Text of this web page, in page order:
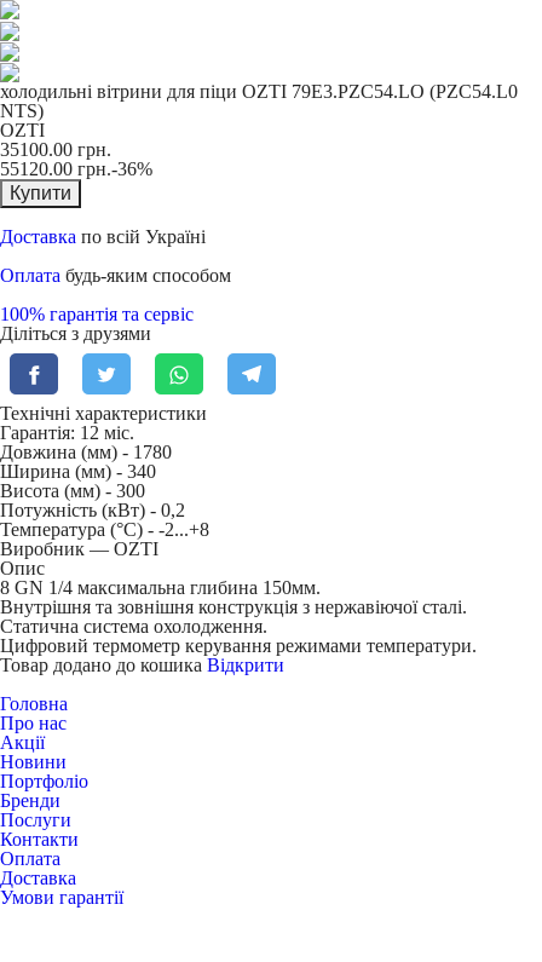
холодильні вітрини для піци OZTI 79E3.PZC54.LO (PZC54.L0
NTS)
OZTI
35100.00 грн.
55120.00 грн.-36%
Купити
Доставка по всій Україні
Оплата будь-яким способом
100% гарантія та сервіс
Діліться з друзями
Технічні характеристики
Гарантія: 12 міс.
Довжина (мм) - 1780
Ширина (мм) - 340
Висота (мм) - 300
Потужність (кВт) - 0,2
Температура (°C) - -2...+8
Виробник — OZTI
Опис
8 GN 1/4 максимальна глибина 150мм.
Внутрішня та зовнішня конструкція з нержавіючої сталі.
Статична система охолодження.
Цифровий термометр керування режимами температури.
Товар додано до кошика Відкрити
Головна
Про нас
Акції
Новини
Портфоліо
Бренди
Послуги
Контакти
Оплата
Доставка
Умови гарантії